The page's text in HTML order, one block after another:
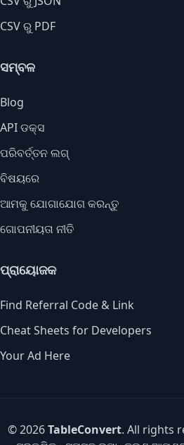
CSV ରୁ PDF
ସମ୍ବଳ
Blog
API ଡକ୍ସ
ପରିବର୍ତ୍ତନ ଲଗ୍
ବିଷୟରେ
ଆମକୁ ଯୋଗାଯୋଗ କରନ୍ତୁ
ଗୋପନୀୟତା ନୀତି
ପ୍ରାୟୋଜକ
Find Referral Code & Link
Cheat Sheets for Developers
Your Ad Here
© 2026TableConvert. All rights